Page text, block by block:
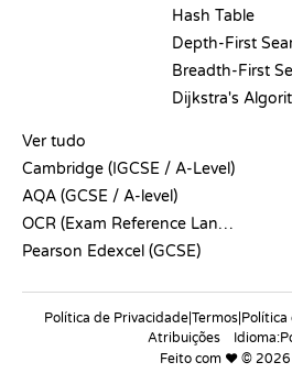
Hash Table
Depth-First
Dijkstra's
Ver tudo
Cambridge (IGCSE / A-Level)
AQA (GCSE / A-level)
OCR (Exam Reference Language)
Pearson Edexcel (GCSE)
Política de Privacidade|Termos|Política
Atribuições
Idioma:
Feito com ❤️ © 2026